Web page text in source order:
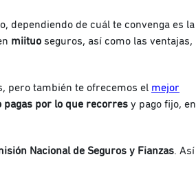
dependiendo de cuál te convenga es la
miituo seguros, así como las ventajas,
pero también te ofrecemos el mejor
pagas por lo que recorres y pago fijo, en
Nacional de Seguros y Fianzas. Así